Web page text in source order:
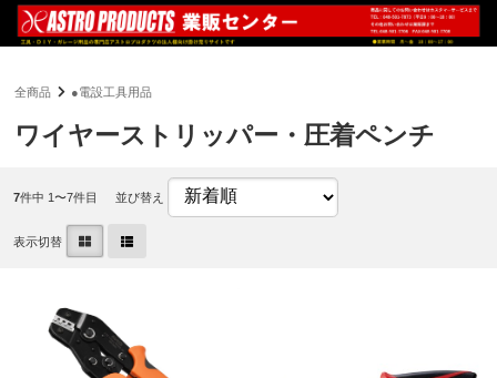
全商品 ●電設工具用品
ワイヤーストリッパー・圧着ペンチ
7件中 1〜7件目 並び替え
表示切替